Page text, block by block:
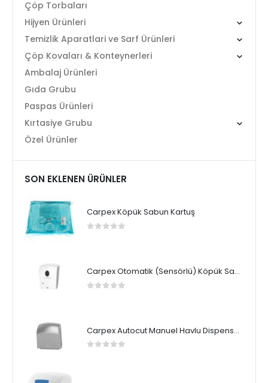
Çöp Torbaları
Hijyen Ürünleri
Temizlik Aparatlari ve Sarf Ürünleri
Çöp Kovaları & Konteynerleri
Ambalaj Ürünleri
Gıda Grubu
Paspas Ürünleri
Kırtasiye Grubu
Özel Ürünler
SON EKLENEN ÜRÜNLER
Carpex Köpük Sabun Kartuş
Carpex Otomatik (Sensörlü) Köpük Sabun Dispenseri
Carpex Autocut Manuel Havlu Dispenseri